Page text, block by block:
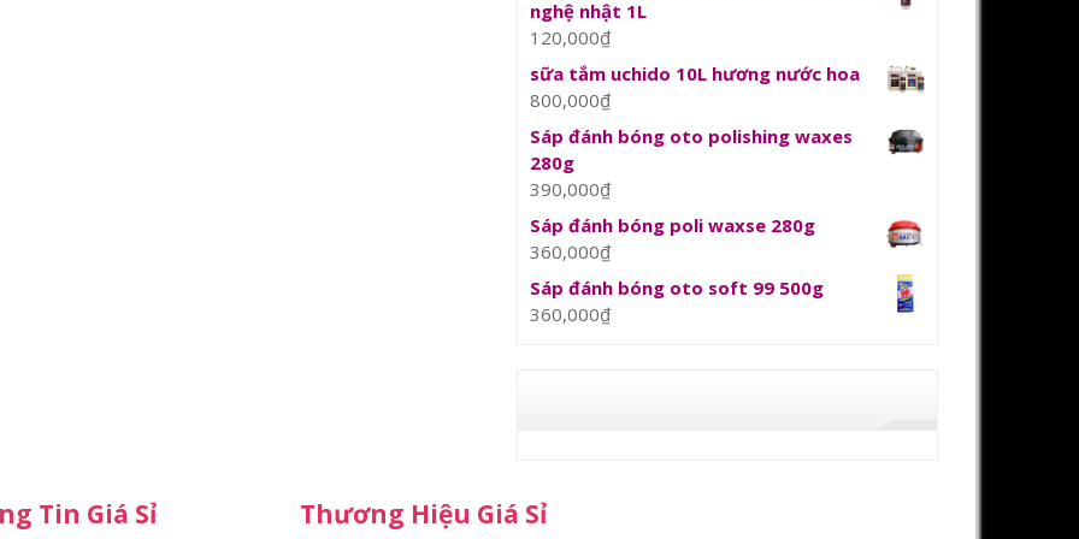
nghệ nhật 1L
120,000₫
sữa tắm uchido 10L hương nước hoa
800,000₫
Sáp đánh bóng oto polishing waxes
280g
390,000₫
Sáp đánh bóng poli waxse 280g
360,000₫
Sáp đánh bóng oto soft 99 500g
360,000₫
Tin Giá Sỉ Thương Hiệu Giá Sỉ